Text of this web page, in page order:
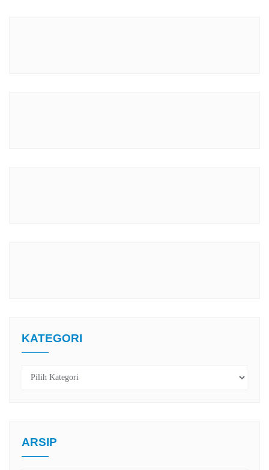
KATEGORI
Kategori
ARSIP